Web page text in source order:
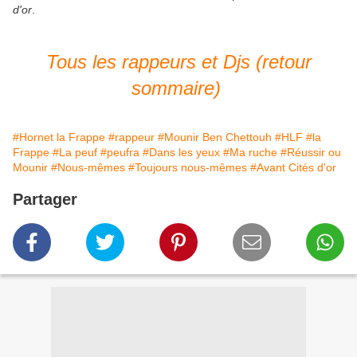
d'or
Tous les rappeurs et Djs (retour
sommaire)
#Hornet la Frappe #rappeur #Mounir Ben Chettouh #HLF #la
Frappe #La peuf #peufra #Dans les yeux #Ma ruche #Réussir ou
Mounir #Nous-mêmes #Toujours nous-mêmes #Avant Cités d'or
Partager